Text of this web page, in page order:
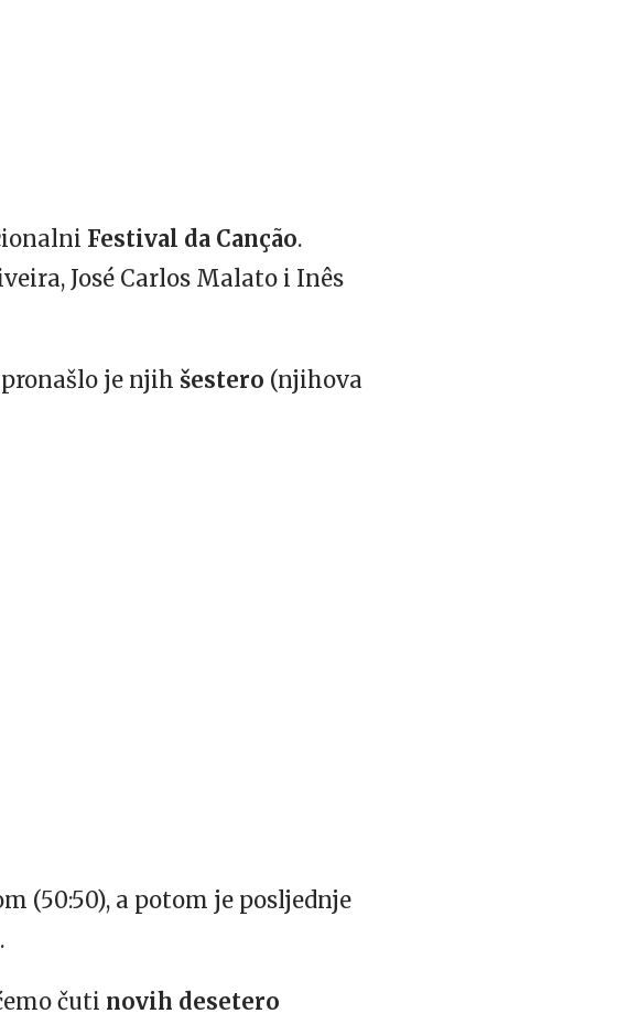
Festival da Canção.
José Carlos Malato i Inês
je njih šestero (njihova
(50:50), a potom je posljednje
čuti novih desetero